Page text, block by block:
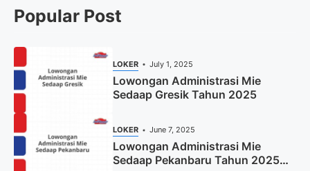
Popular Post
LOKER July 1, 2025
Lowongan Administrasi Mie
Sedaap Gresik Tahun 2025
LOKER June 7, 2025
Lowongan Administrasi Mie
Sedaap Pekanbaru Tahun 2025